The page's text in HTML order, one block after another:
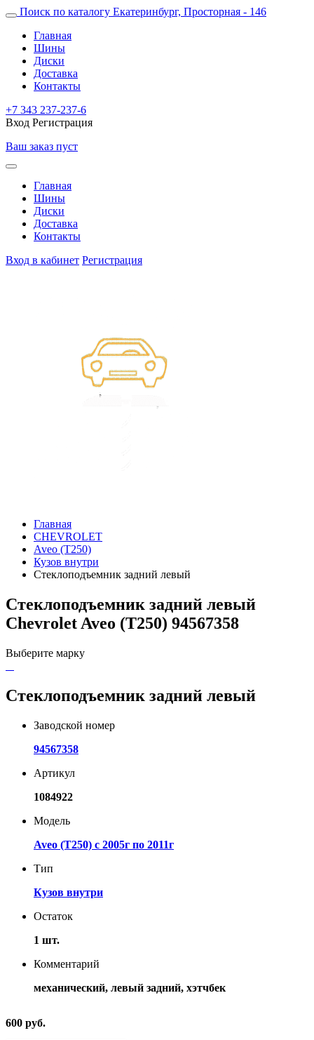
Поиск по каталогу Екатеринбург, Просторная - 146
Главная
Шины
Диски
Доставка
Контакты
+7 343 237-237-6
Вход Регистрация
Ваш заказ пуст
Главная
Шины
Диски
Доставка
Контакты
Вход в кабинет Регистрация
Главная
CHEVROLET
Aveo (T250)
Кузов внутри
Стеклоподъемник задний левый
Стеклоподъемник задний левый
Chevrolet Aveo (T250) 94567358
Выберите марку
Стеклоподъемник задний левый
Заводской номер
94567358
Артикул
1084922
Модель
Aveo (T250) с 2005г по 2011г
Тип
Кузов внутри
Остаток
1 шт.
Комментарий
механический, левый задний, хэтчбек
600 руб.